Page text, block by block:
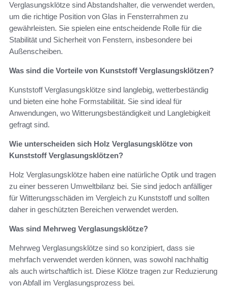
Verglasungsklötze sind Abstandshalter, die verwendet werden,
um die richtige Position von Glas in Fensterrahmen zu
gewährleisten. Sie spielen eine entscheidende Rolle für die
Stabilität und Sicherheit von Fenstern, insbesondere bei
Außenscheiben.
Was sind die Vorteile von Kunststoff Verglasungsklötzen?
Kunststoff Verglasungsklötze sind langlebig, wetterbeständig
und bieten eine hohe Formstabilität. Sie sind ideal für
Anwendungen, wo Witterungsbeständigkeit und Langlebigkeit
gefragt sind.
Wie unterscheiden sich Holz Verglasungsklötze von
Kunststoff Verglasungsklötzen?
Holz Verglasungsklötze haben eine natürliche Optik und tragen
zu einer besseren Umweltbilanz bei. Sie sind jedoch anfälliger
für Witterungsschäden im Vergleich zu Kunststoff und sollten
daher in geschützten Bereichen verwendet werden.
Was sind Mehrweg Verglasungsklötze?
Mehrweg Verglasungsklötze sind so konzipiert, dass sie
mehrfach verwendet werden können, was sowohl nachhaltig
als auch wirtschaftlich ist. Diese Klötze tragen zur Reduzierung
von Abfall im Verglasungsprozess bei.